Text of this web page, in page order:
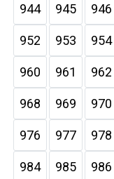
944 945 946
952 953 954
960 961 962
968 969 970
976 977 978
984 985 986